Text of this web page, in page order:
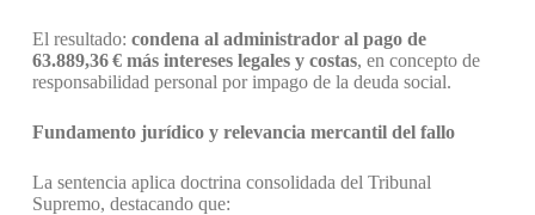
El resultado: condena al administrador al pago de
63.889,36€ más intereses legales y costas, en concepto de
responsabilidad personal por impago de la deuda social.
Fundamento jurídico y relevancia mercantil del fallo
La sentencia aplica doctrina consolidada del Tribunal
Supremo, destacando que: